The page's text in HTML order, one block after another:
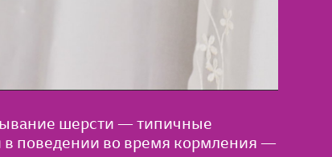
шерсти — типичные
поведении во время кормления —